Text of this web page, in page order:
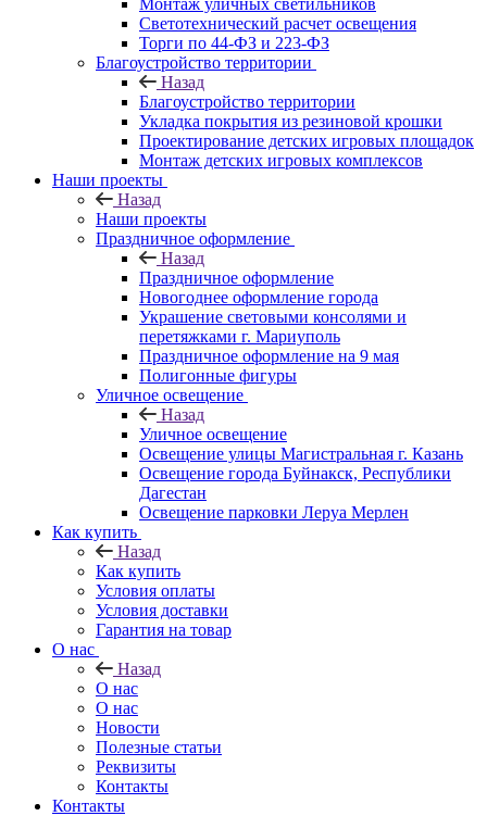
Монтаж уличных светильников
Светотехнический расчет освещения
Торги по 44-ФЗ и 223-ФЗ
Благоустройство территории
Назад
Благоустройство территории
Укладка покрытия из резиновой крошки
Проектирование детских игровых площадок
Монтаж детских игровых комплексов
Наши проекты
Назад
Наши проекты
Праздничное оформление
Назад
Праздничное оформление
Новогоднее оформление города
Украшение световыми консолями и
перетяжками г. Мариуполь
Праздничное оформление на 9 мая
Полигонные фигуры
Уличное освещение
Назад
Уличное освещение
Освещение улицы Магистральная г. Казань
Освещение города Буйнакск, Республики
Дагестан
Освещение парковки Леруа Мерлен
Как купить
Назад
Как купить
Условия оплаты
Условия доставки
Гарантия на товар
О нас
Назад
О нас
О нас
Новости
Полезные статьи
Реквизиты
Контакты
Контакты